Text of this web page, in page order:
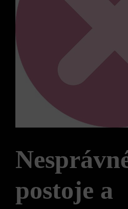
postoje a